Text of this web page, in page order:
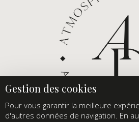
Pour vous garantir la meilleure
d'autres données de navigation. En